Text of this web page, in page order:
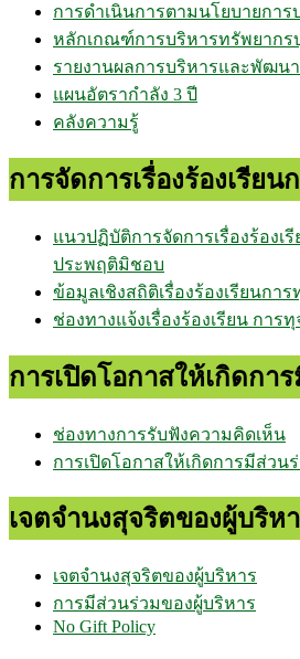
การดำเนินการตามนโยบายกา
หลักเกณฑ์การบริหารทรัพยากร
รายงานผลการบริหารและพัฒน
แผนอัตรากำลัง 3 ปี
คลังความรู้
การจัดการเรื่องร้องเรียน
แนวปฏิบัติการจัดการเรื่องร้องเ
ประพฤติมิชอบ
ข้อมูลเชิงสถิติเรื่องร้องเรียนกา
ช่องทางแจ้งเรื่องร้องเรียน กา
การเปิดโอกาสให้เกิดกา
ช่องทางการรับฟังความคิดเห็น
การเปิดโอกาสให้เกิดการมีส่วน
เจตจำนงสุจริตของผู้บริห
เจตจำนงสุจริตของผู้บริหาร
การมีส่วนร่วมของผู้บริหาร
No Gift Policy